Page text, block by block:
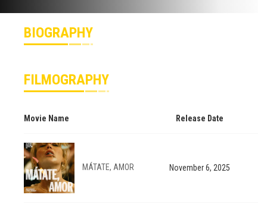
BIOGRAPHY
FILMOGRAPHY
Movie Name Release Date
MÁTATE, AMOR November 6, 2025